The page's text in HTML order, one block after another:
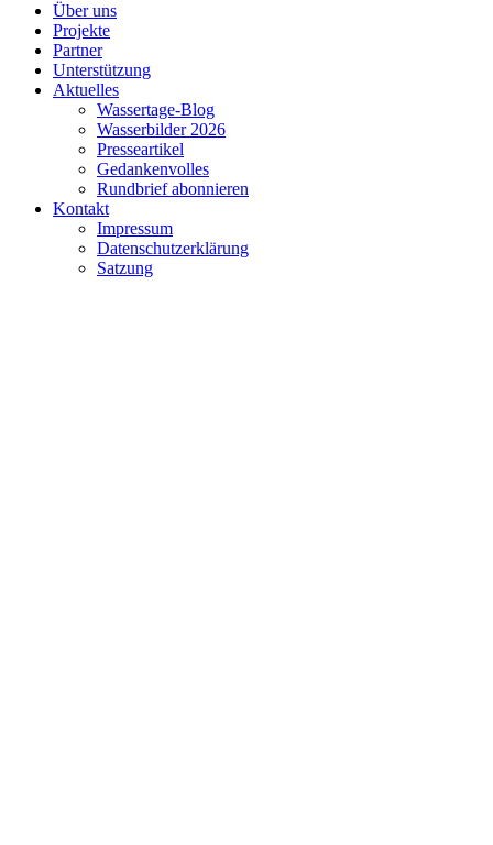
Über uns
Projekte
Partner
Unterstützung
Aktuelles
Wassertage-Blog
Wasserbilder 2026
Presseartikel
Gedankenvolles
Rundbrief abonnieren
Kontakt
Impressum
Datenschutzerklärung
Satzung